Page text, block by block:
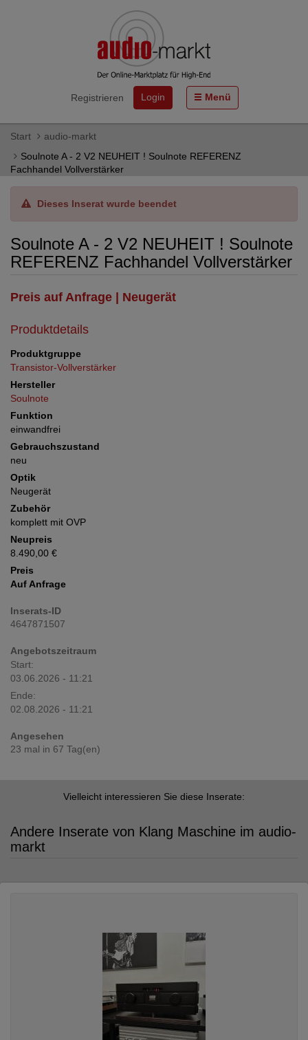
Registrieren Login Menü
Start
audio-markt
Soulnote A - 2 V2 NEUHEIT ! Soulnote REFERENZ
Fachhandel Vollverstärker
Dieses Inserat wurde beendet
Soulnote A - 2 V2 NEUHEIT ! Soulnote
REFERENZ Fachhandel Vollverstärker
Preis auf Anfrage | Neugerät
Produktdetails
Produktgruppe
Transistor-Vollverstärker
Hersteller
Soulnote
Funktion
einwandfrei
Gebrauchszustand
neu
Optik
Neugerät
Zubehör
komplett mit OVP
Neupreis
8.490,00 €
Preis
Auf Anfrage
Inserats-ID
4647871507
Angebotszeitraum
Start:
03.06.2026 - 11:21
Ende:
02.08.2026 - 11:21
Angesehen
23 mal in 67 Tag(en)
Vielleicht interessieren Sie diese Inserate:
Andere Inserate von Klang Maschine im audio-
markt